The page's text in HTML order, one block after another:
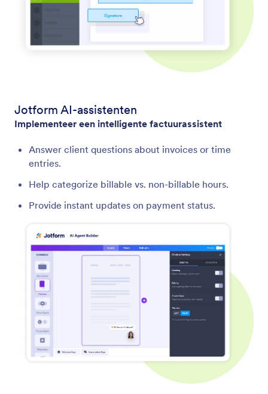
Jotform AI-assistenten
Implementeer een intelligente factuurassistent
Answer client questions about invoices or time
entries.
Help categorize billable vs. non-billable hours.
Provide instant updates on payment status.